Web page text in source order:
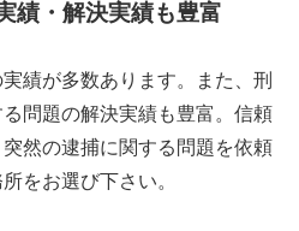
・解決実績も豊富
績が多数あります。また、刑
問題の解決実績も豊富。信頼
然の逮捕に関する問題を依頼
をお選び下さい。